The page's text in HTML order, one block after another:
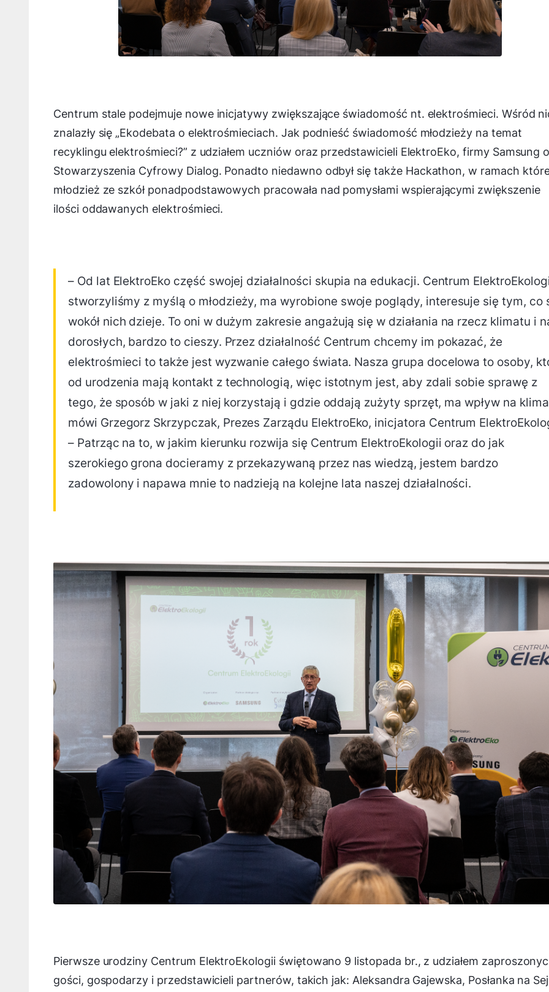
Centrum stale podejmuje nowe inicjatywy zwiększające świadomość nt. elektrośmieci. Wśród
znalazły się „Ekodebata o elektrośmieciach. Jak podnieść świadomość młodzieży na temat
recyklingu elektrośmieci?” z udziałem uczniów oraz przedstawicieli ElektroEko, firmy Samsung
Stowarzyszenia Cyfrowy Dialog. Ponadto niedawno odbył się także Hackathon, w ramach
młodzież ze szkół ponadpodstawowych pracowała nad pomysłami wspierającymi zwiększenie
ilości oddawanych elektrośmieci.
– Od lat ElektroEko część swojej działalności skupia na edukacji. Centrum
stworzyliśmy z myślą o młodzieży, ma wyrobione swoje poglądy, interesuje się tym, co
wokół nich dzieje. To oni w dużym zakresie angażują się w działania na rzecz klimatu i
dorosłych, bardzo to cieszy. Przez działalność Centrum chcemy im pokazać, że
elektrośmieci to także jest wyzwanie całego świata. Nasza grupa docelowa to osoby,
od urodzenia mają kontakt z technologią, więc istotnym jest, aby zdali sobie sprawę z
tego, że sposób w jaki z niej korzystają i gdzie oddają zużyty sprzęt, ma wpływ na
mówi Grzegorz Skrzypczak, Prezes Zarządu ElektroEko, inicjatora Centrum
– Patrząc na to, w jakim kierunku rozwija się Centrum ElektroEkologii oraz do jak
szerokiego grona docieramy z przekazywaną przez nas wiedzą, jestem bardzo
zadowolony i napawa mnie to nadzieją na kolejne lata naszej działalności.
Pierwsze urodziny Centrum ElektroEkologii świętowano 9 listopada br., z udziałem
gości, gospodarzy i przedstawicieli partnerów, takich jak: Aleksandra Gajewska, Posłanka na